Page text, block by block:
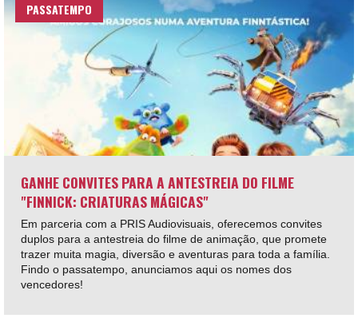
PASSATEMPO
GANHE CONVITES PARA A ANTESTREIA DO FILME
"FINNICK: CRIATURAS MÁGICAS"
Em parceria com a PRIS Audiovisuais, oferecemos convites
duplos para a antestreia do filme de animação, que promete
trazer muita magia, diversão e aventuras para toda a família.
Findo o passatempo, anunciamos aqui os nomes dos
vencedores!